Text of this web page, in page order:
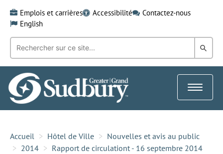
content
Emplois et carrières Accessibilité
Contactez-nous
English
Recherche
mot-
clé:
dans
Toggle
Accueil Hôtel de Ville
Nouvelles et avis au public
2014
Rapport de circulationt - 16 septembre 2014